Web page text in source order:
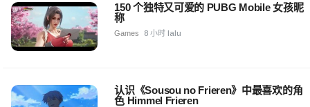
150 个独特又可爱的 PUBG Mobile 女孩昵
称
Games 8 小时 lalu
认识《Sousou no Frieren》中最喜欢的角
色 Himmel Frieren